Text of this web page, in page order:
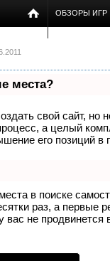
ОБЗОРЫ ИГР
места?
свой сайт, но
а целый
его позиций в
в поиске
раз, а первые
вас не продвинется